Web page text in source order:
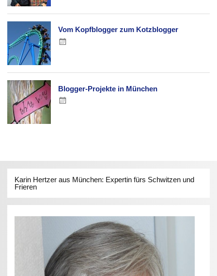
Vom Kopfblogger zum Kotzblogger
Blogger-Projekte in München
Karin Hertzer aus München: Expertin fürs Schwitzen und
Frieren